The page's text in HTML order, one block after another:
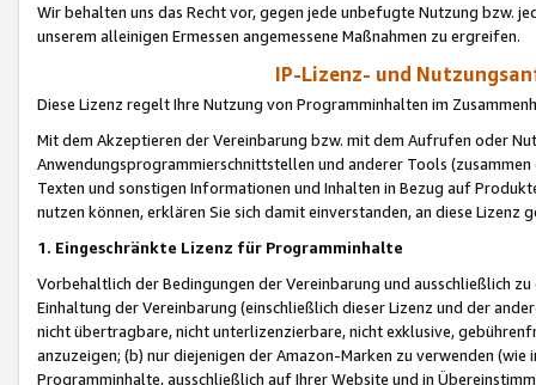
Wir behalten uns das Recht vor, gegen jede unbefugte Nutzung bzw.
unserem alleinigen Ermessen angemessene Maßnahmen zu ergreifen.
IP-Lizenz- und
Diese Lizenz regelt Ihre Nutzung von Programminhalten im
Mit dem Akzeptieren der Vereinbarung bzw. mit dem Aufrufen oder
Anwendungsprogrammierschnittstellen und anderer Tools (zusammen
Texten und sonstigen Informationen und Inhalten in Bezug auf
nutzen können, erklären Sie sich damit einverstanden, an diese Lizenz
1. Eingeschränkte Lizenz für Programminhalte
Vorbehaltlich der Bedingungen der Vereinbarung und ausschließlich
Einhaltung der Vereinbarung (einschließlich dieser Lizenz und der
nicht übertragbare, nicht unterlizenzierbare, nicht exklusive,
anzuzeigen; (b) nur diejenigen der Amazon-Marken zu verwenden
Programminhalte, ausschließlich auf Ihrer Website und in